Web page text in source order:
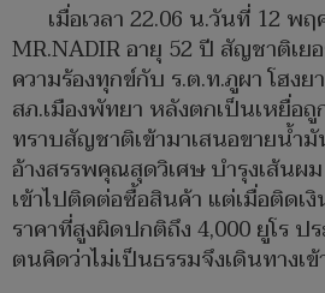
เมื่อเวลา 22.06 น.วันที่ 12 พ
MR.NADIR อายุ 52 ปี สัญชาติเย
ความร้องทุกข์กับ ร.ต.ท.ภูผา โฮง
สภ.เมืองพัทยา หลังตกเป็นเหยื่อถู
ทราบสัญชาติเข้ามาเสนอขายน้ำ
อ้างสรรพคุณสุดวิเศษ บำรุงเส้นผ
เข้าไปติดต่อซื้อสินค้า แต่เมื่อติดเ
ราคาที่สูงผิดปกติถึง 4,000 ยูโร ป
ตนคิดว่าไม่เป็นธรรมจึงเดินทางเ